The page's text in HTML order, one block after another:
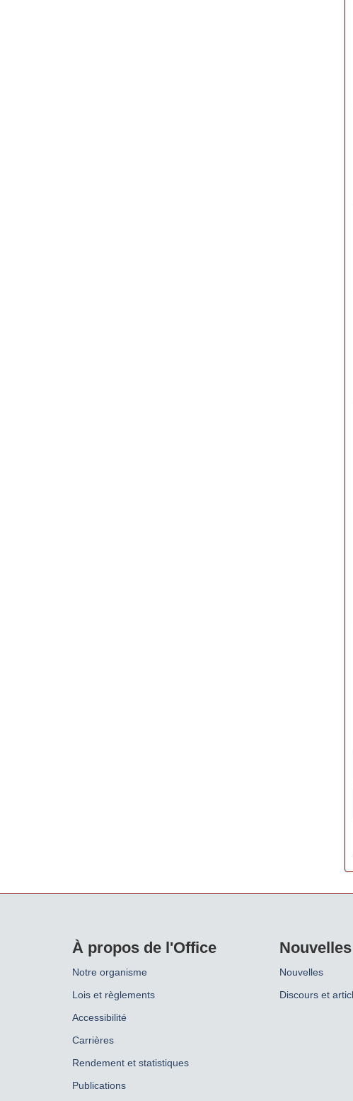
À propos de l'Office
Notre organisme
Lois et règlements
Accessibilité
Carrières
Rendement et statistiques
Publications
Nouvelles
Nouvelles
Discours et